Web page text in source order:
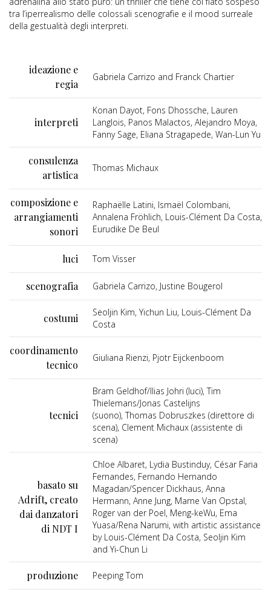
tra l’iperrealismo delle colossali scenografie e il mood surreale
della gestualità degli interpreti.
ideazione e
regia
Gabriela Carrizo and Franck Chartier
interpreti
Konan Dayot, Fons Dhossche, Lauren
Langlois, Panos Malactos, Alejandro Moya,
Fanny Sage, Eliana Stragapede, Wan-Lun Yu
consulenza
artistica
Thomas Michaux
composizione e
arrangiamenti
sonori
Raphaëlle Latini, Ismaël Colombani,
Annalena Fröhlich, Louis-Clément Da Costa,
Eurudike De Beul
luci Tom Visser
scenografia Gabriela Carrizo, Justine Bougerol
costumi
Seoljin Kim, Yichun Liu, Louis-Clément Da
Costa
coordinamento
tecnico
Giuliana Rienzi, Pjotr Eijckenboom
tecnici
Bram Geldhof/Ilias Johri (luci), Tim
Thielemans/Jonas Castelijns
(suono), Thomas Dobruszkes (direttore di
scena), Clement Michaux (assistente di
scena)
basato su
Adrift, creato
dai danzatori
di NDT I
Chloe Albaret, Lydia Bustinduy, César Faria
Fernandes, Fernando Hernando
Magadan/Spencer Dickhaus, Anna
Hermann, Anne Jung, Marne Van Opstal,
Roger van der Poel, Meng-keWu, Ema
Yuasa/Rena Narumi, with artistic assistance
by Louis-Clément Da Costa, Seoljin Kim
and Yi-Chun Li
produzione Peeping Tom